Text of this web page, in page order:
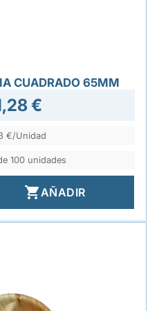
CUADRADO 65MM
€
€/Unidad
100 unidades
AÑADIR